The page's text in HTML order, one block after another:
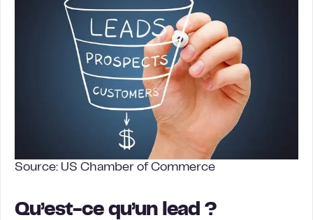
Source: US Chamber of Commerce
Qu’est-ce qu’un lead ?